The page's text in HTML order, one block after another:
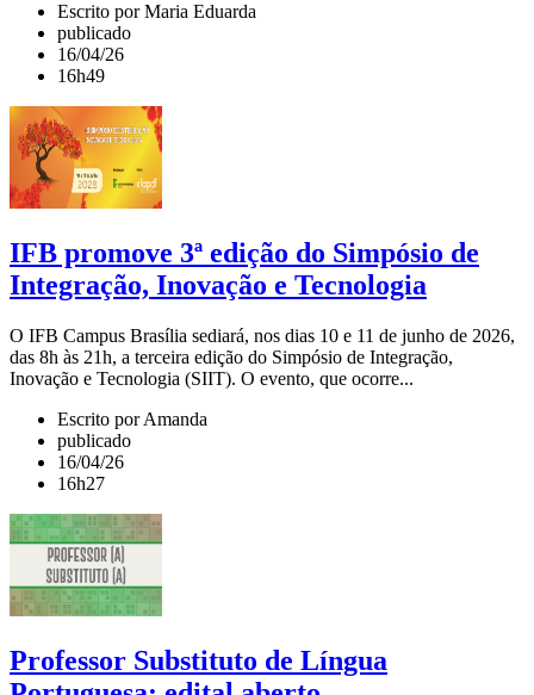
Escrito por Maria Eduarda
publicado
16/04/26
16h49
IFB promove 3ª edição do Simpósio de
Integração, Inovação e Tecnologia
O IFB Campus Brasília sediará, nos dias 10 e 11 de junho de 2026,
das 8h às 21h, a terceira edição do Simpósio de Integração,
Inovação e Tecnologia (SIIT). O evento, que ocorre...
Escrito por Amanda
publicado
16/04/26
16h27
Professor Substituto de Língua